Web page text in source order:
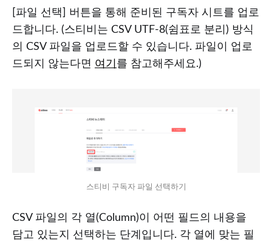
[파일 선택] 버튼을 통해 준비된 구독자 시트를 업로
드합니다. (스티비는 CSV UTF-8(쉼표로 분리) 방식
의 CSV 파일을 업로드할 수 있습니다. 파일이 업로
드되지 않는다면 여기 를 참고해주세요.)
스티비 구독자 파일 선택하기
CSV 파일의 각 열(Column)이 어떤 필드의 내용을
담고 있는지 선택하는 단계입니다. 각 열에 맞는 필